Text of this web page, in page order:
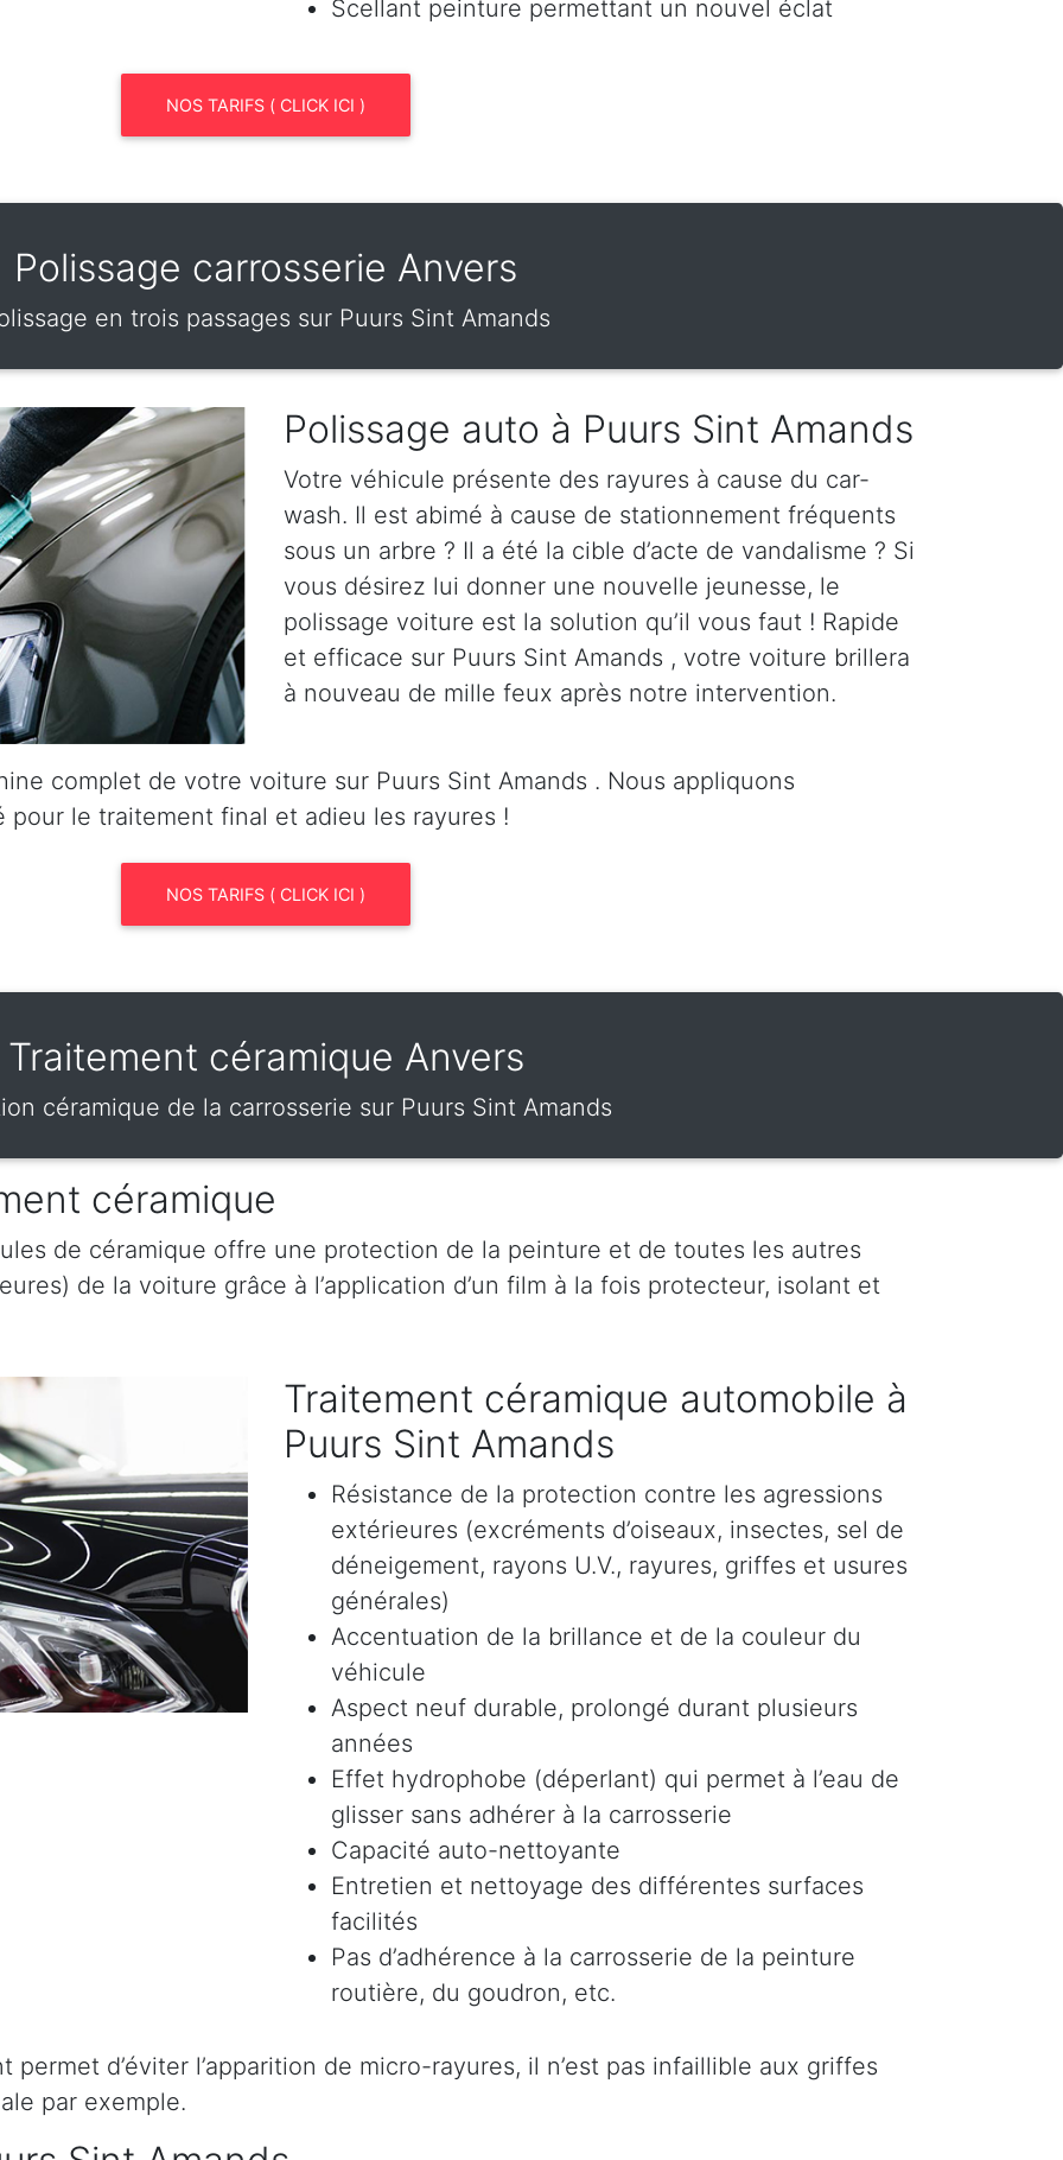
Scellant peinture permettant un nouvel éclat
NOS TARIFS ( CLICK ICI )
Polissage carrosserie Anvers
en trois passages sur Puurs Sint Amands
Polissage auto à Puurs Sint Amands
Votre véhicule présente des rayures à cause du car-
wash. Il est abimé à cause de stationnement fréquents
sous un arbre ? Il a été la cible d’acte de vandalisme ? Si
vous désirez lui donner une nouvelle jeunesse, le
polissage voiture est la solution qu’il vous faut ! Rapide
et efficace sur Puurs Sint Amands , votre voiture brillera
à nouveau de mille feux après notre intervention.
complet de votre voiture sur Puurs Sint Amands . Nous appliquons
le traitement final et adieu les rayures !
NOS TARIFS ( CLICK ICI )
Traitement céramique Anvers
céramique de la carrosserie sur Puurs Sint Amands
céramique
de céramique offre une protection de la peinture et de toutes les autres
de la voiture grâce à l’application d’un film à la fois protecteur, isolant et
Traitement céramique automobile à
Puurs Sint Amands
Résistance de la protection contre les agressions
extérieures (excréments d’oiseaux, insectes, sel de
déneigement, rayons U.V., rayures, griffes et usures
générales)
Accentuation de la brillance et de la couleur du
véhicule
Aspect neuf durable, prolongé durant plusieurs
années
Effet hydrophobe (déperlant) qui permet à l’eau de
glisser sans adhérer à la carrosserie
Capacité auto-nettoyante
Entretien et nettoyage des différentes surfaces
facilités
Pas d’adhérence à la carrosserie de la peinture
routière, du goudron, etc.
d’éviter l’apparition de micro-rayures, il n’est pas infaillible aux griffes
par exemple.